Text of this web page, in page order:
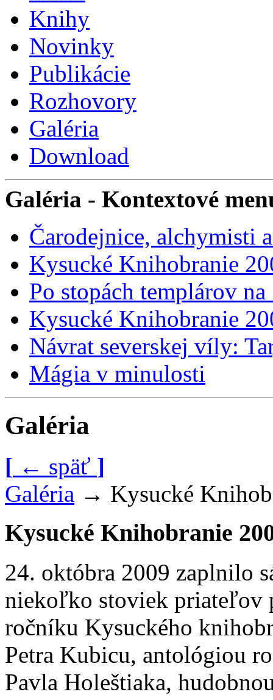
Knihy
Novinky
Publikácie
Rozhovory
Galéria
Download
Galéria - Kontextové
Čarodejnice, alchymisti
Kysucké Knihobranie
Po stopách templárov
Kysucké Knihobranie
Návrat severskej víly:
Mágia v minulosti
Galéria
[ ← späť ]
Galéria → Kysucké
Kysucké Knihobranie
24. októbra 2009 zaplnilo
niekoľko stoviek priateľov
ročníku Kysuckého
Petra Kubicu, antológiou
Pavla Holeštiaka,